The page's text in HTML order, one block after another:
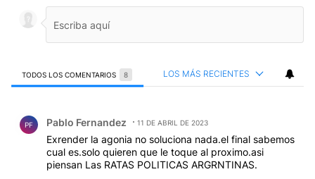
TODOS LOS COMENTARIOS 8 LOS MÁS RECIENTES
PF Pablo Fernandez 11 DE ABRIL DE 2023
Exrender la agonia no soluciona nada.el final sabemos
cual es.solo quieren que le toque al proximo.asi
piensan Las RATAS POLITICAS ARGRNTINAS.